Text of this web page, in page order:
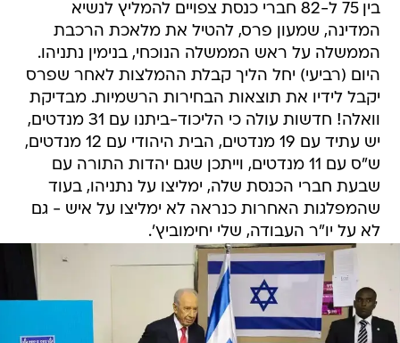
בין 75 ל-82 חברי כנסת צפויים להמליץ לנשיא
המדינה, שמעון פרס, להטיל את מלאכת הרכבת
הממשלה על ראש הממשלה הנוכחי, בנימין נתניהו.
היום (רביעי) יחל הליך קבלת ההמלצות לאחר שפרס
יקבל לידיו את תוצאות הבחירות הרשמיות. מבדיקת
וואלה! חדשות עולה כי הליכוד-ביתנו עם 31 מנדטים,
יש עתיד עם 19 מנדטים, הבית היהודי עם 12 מנדטים,
ש"ס עם 11 מנדטים, וייתכן שגם יהדות התורה עם
שבעת חברי הכנסת שלה, ימליצו על נתניהו, בעוד
שהמפלגות האחרות כנראה לא ימליצו על איש - גם
לא על יו"ר העבודה, שלי יחימוביץ'.